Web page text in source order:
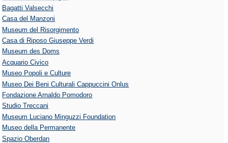
Bagatti Valsecchi
Casa del Manzoni
Museum del Risorgimento
Casa di Riposo Giuseppe Verdi
Museum des Doms
Acquario Civico
Museo Popoli e Culture
Museo Dei Beni Culturali Cappuccini Onlus
Fondazione Arnaldo Pomodoro
Studio Treccani
Museum Luciano Minguzzi Foundation
Museo della Permanente
Spazio Oberdan